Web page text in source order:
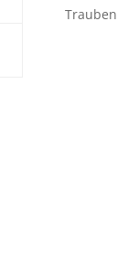
Trauben